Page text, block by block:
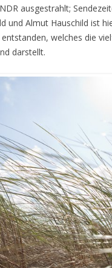
ausgestrahlt;
und Almut Hauschild ist
welches die
darstellt.